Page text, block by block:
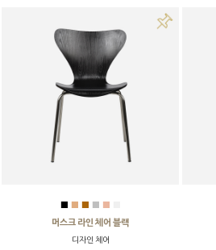
■ ■ ■ ■ ■
머스크 라인 체어 블랙
디자인 체어